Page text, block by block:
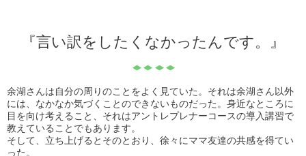
『言い訳をしたくなかったんです。』
余湖さんは自分の周りのことをよく見ていた。それは余湖さん以外
には、なかなか気づくことのできないものだった。身近なところに
目を向け考えること、それはアントレプレナーコースの導入講習で
教えていることでもあります。
そして、立ち上げるとそのとおり、徐々にママ友達の共感を得てい
った。